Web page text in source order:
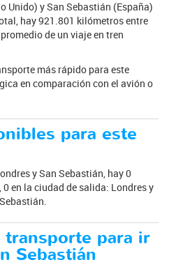
Unido) y San Sebastián (España)
hay 921.801 kilómetros entre
de un viaje en tren
más rápido para este
en comparación con el avión o
para este
y San Sebastián, hay 0
en la ciudad de salida: Londres y
para ir
Sebastián